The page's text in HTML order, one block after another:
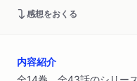
感想をおくる
内容紹介